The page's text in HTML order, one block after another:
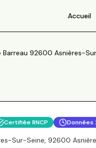
Accueil
Barreau 92600 Asnières-
Certifiée RNCP Données
Sur-Seine, 92600